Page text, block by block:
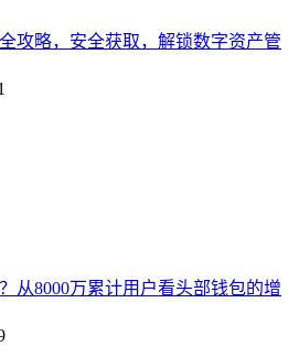
攻略，安全获取，解锁数字资产管
从8000万累计用户看头部钱包的增